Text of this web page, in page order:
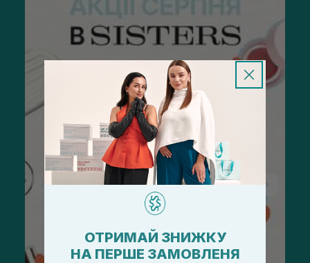
ОТРИМАЙ ЗНИЖКУ
НА ПЕРШЕ ЗАМОВЛЕНЯ